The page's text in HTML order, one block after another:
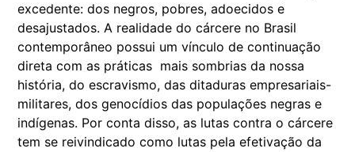
excedente: dos negros, pobres, adoecidos e
desajustados. A realidade do cárcere no Brasil
contemporâneo possui um vínculo de continuação
direta com as práticas mais sombrias da nossa
história, do escravismo, das ditaduras empresariais-
militares, dos genocídios das populações negras e
indígenas. Por conta disso, as lutas contra o cárcere
tem se reivindicado como lutas pela efetivação da